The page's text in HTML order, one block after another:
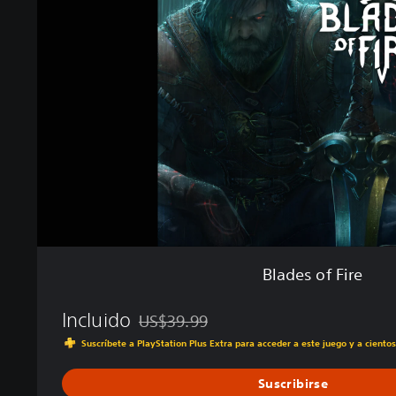
Blades of Fire
Incluido Rebajado del precio original de US$39.99
US$39.99
Suscríbete a PlayStation Plus Extra para acceder a este juego y a
Suscribirse